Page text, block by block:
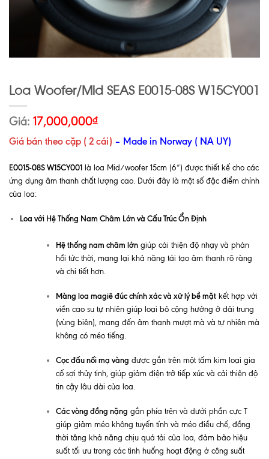
Loa Woofer/Mid SEAS E0015-08S W15CY001
Giá: 17,000,000₫
Giá bán theo cặp ( 2 cái) – Made in Norway ( NA UY)
E0015-08S W15CY001 là loa Mid/woofer 15cm (6”) được thiết kế cho các
ứng dụng âm thanh chất lượng cao. Dưới đây là một số đặc điểm chính
của loa:
Loa với Hệ Thống Nam Châm Lớn và Cấu Trúc Ổn Định
Hệ thống nam châm lớn giúp cải thiện độ nhạy và phản
hồi tức thời, mang lại khả năng tái tạo âm thanh rõ ràng
và chi tiết hơn.
Màng loa magiê đúc chính xác và xử lý bề mặt kết hợp với
viền cao su tự nhiên giúp loại bỏ cộng hưởng ở dải trung
(vùng biên), mang đến âm thanh mượt mà và tự nhiên mà
không có méo tiếng.
Cọc đấu nối mạ vàng được gắn trên một tấm kim loại gia
cố sợi thủy tinh, giúp giảm điện trở tiếp xúc và cải thiện độ
tin cậy lâu dài của loa.
Các vòng đồng nặng gắn phía trên và dưới phần cực T
giúp giảm méo không tuyến tính và méo điều chế, đồng
thời tăng khả năng chịu quá tải của loa, đảm bảo hiệu
suất tối ưu trong các tình huống hoạt động ở công suất